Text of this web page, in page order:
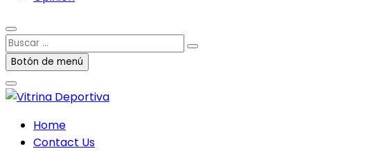
Buscar
…Botón de menú
Home
Contact Us